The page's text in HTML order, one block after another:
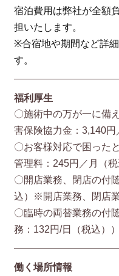
宿泊費用は弊社が全額
担いたします。
※合宿地や期間など詳
す。
福利厚生
〇施術中の万が一に備
害保険協⼒⾦：3,140円
〇お客様対応で困った
管理料：245円／月（税
〇開店業務、閉店の付
込）※開店業務、閉店業
〇臨時の両替業務の付
務：132円/⽇（税込））
働く場所情報